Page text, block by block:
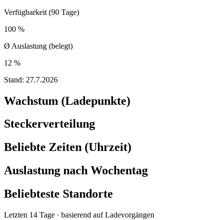
Verfügbarkeit (90 Tage)
100 %
Ø Auslastung (belegt)
12 %
Stand: 27.7.2026
Wachstum (Ladepunkte)
Steckerverteilung
Beliebte Zeiten (Uhrzeit)
Auslastung nach Wochentag
Beliebteste Standorte
Letzten 14 Tage · basierend auf Ladevorgängen